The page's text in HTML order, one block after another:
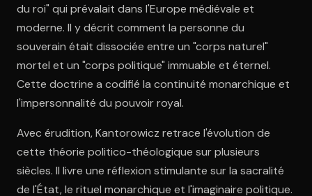
du roi" qui prévalait dans l'Europe médiévale et
moderne. Il y décrit comment la personne du
souverain était dissociée entre un "corps naturel"
mortel et un "corps politique" immuable et éternel.
Cette doctrine a codifié la continuité monarchique et
l'impersonnalité du pouvoir royal.
Avec érudition, Kantorowicz retrace l'évolution de
cette théorie politico-théologique sur plusieurs
siècles. Il livre une réflexion stimulante sur la sacralité
de l'État, le rituel monarchique et l'imaginaire politique.